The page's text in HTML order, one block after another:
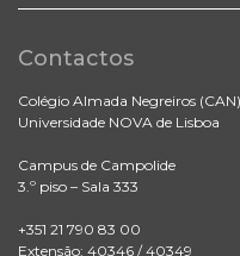
Contactos
Colégio Almada Negreiros (CAN)
Universidade NOVA de Lisboa
Campus de Campolide
3.º piso – Sala 333
+351 21 790 83 00
Extensão: 40346 / 40349